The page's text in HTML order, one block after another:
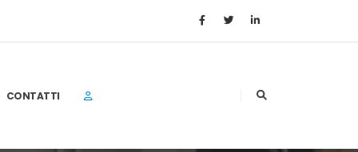
CONTATTI